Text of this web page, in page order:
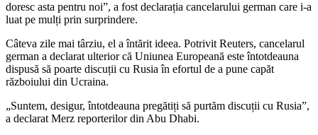
doresc asta pentru noi”, a fost declarația cancelarului german care i-a
luat pe mulți prin surprindere.
Câteva zile mai târziu, el a întărit ideea. Potrivit Reuters, cancelarul
german a declarat ulterior că Uniunea Europeană este întotdeauna
dispusă să poarte discuții cu Rusia în efortul de a pune capăt
războiului din Ucraina.
„Suntem, desigur, întotdeauna pregătiți să purtăm discuții cu Rusia”,
a declarat Merz reporterilor din Abu Dhabi.